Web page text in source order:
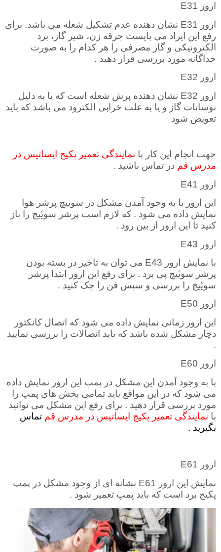
ارور E31
ارور E31 نشان دهنده عدم تشکیل شعله می باشد. برای
رفع این ایراد می بایست جرقه زن، شیر گاز، برد
الکترونیکی و گاز مصرفی را هر کدام را به صورت
جداگانه مورد بررسی قرار دهید .
ارور E32
ارور E32 نشان دهنده پرش شعله است که یا به دلیل
نوسانات گاز و یا به علت خرابی الکترود می باشد که باید
تعویض شود
جهت انجام این کار با نمایندگی تعمیر پکیج ایساتیس در
مدرس قم در تماس باشید .
ارور E41
این ارور با به وجود آمدن مشکل در سوییچ پرشر هوا
نمایش داده می شود . که لازم است پرشر سویٔیچ را باز
کنید تا این ارور از بین رود .
ارور E43
با نمایش ارور E43 می توان به تاخیر در بسته بودن
پرشر سویٔیچ پی برد . برای رفع این ارور ابتدا پرشر
سویٔیچ را بررسی و سپس فن را چک کنید .
ارور E50
این ارور زمانی نمایش داده می شود که اتصال کانکتور
دچار مشکل شده باشد که باید اتصالات را بررسی نمایید
.
ارور E60
با به وجود آمدن این مشکل در پمپ این ارور نمایش داده
می شود که در این مواقع باید تمامی بخش های پمپ را
مورد بررسی قرار دهید . برای رفع این مشکل می توانید
با نمایندگی تعمیر پکیج ایساتیس در مدرس قم تماس
بگیرید .
ارور E61
نمایش این ارور E61 نشانه ای از وجود مشکل در پمپ
پکیج برد است که باید پمپ تعمیر شود .